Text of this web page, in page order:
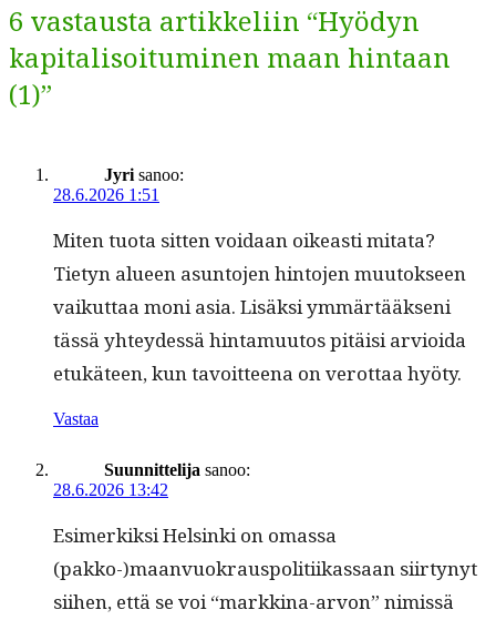
6 vastausta artikkeliin “Hyödyn
kapitalisoituminen maan hintaan
(1)”
Jyri sanoo:
28.6.2026 1:51
Miten tuo­ta sit­ten voidaan oikeasti mita­ta?
Tietyn alueen asun­to­jen hin­to­jen muu­tok­seen
vaikut­taa moni asia. Lisäk­si ymmärtääk­seni
tässä yhtey­dessä hin­ta­muu­tos pitäisi arvioi­da
etukä­teen, kun tavoit­teena on verot­taa hyöty.
Vastaa
Suunnittelija sanoo:
28.6.2026 13:42
Esimerkik­si Helsin­ki on omas­sa
(pakko-)maanvuokrauspolitiikassaan siir­tynyt
siihen, että se voi “markki­na-arvon” nimis­sä